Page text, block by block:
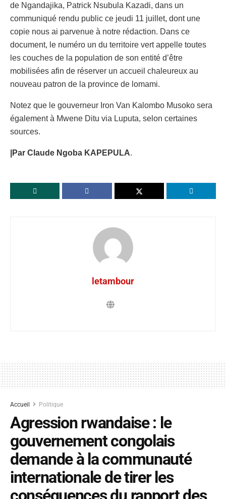
de Ngandajika, Patrick Nsubula Kazadi, dans un
communiqué rendu public ce jeudi 11 juillet, dont une
copie nous ai parvenue à notre rédaction. Dans ce
document, le numéro un du territoire vert appelle toutes
les couches de la population de son entité d’être
mobilisées afin de réserver un accueil chaleureux au
nouveau patron de la province de lomami.
Notez que le gouverneur Iron Van Kalombo Musoko sera
également à Mwene Ditu via Luputa, selon certaines
sources.
|Par Claude Ngoba KAPEPULA.
letambour
Accueil Politique
Agression rwandaise : le
gouvernement congolais
demande à la communauté
internationale de tirer les